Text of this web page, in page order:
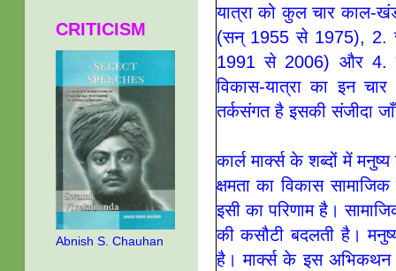
यात्रा को कुल चार काल-
(सन् 1955 से 1975), 2.
1991 से 2006) और 4.
विकास-यात्रा का इन
तर्कसंगत है इसकी संजीदा
कार्ल मार्क्स के शब्दों में
क्षमता का विकास
इसी का परिणाम है।
की कसौटी बदलती है।
है। मार्क्स के इस अभिकथन
CRITICISM
Abnish S. Chauhan